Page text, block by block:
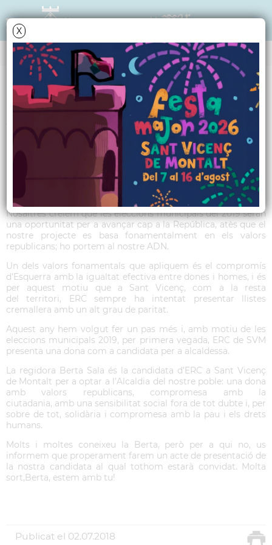
X
TRIBUNA POLÍTICA
Article ERC - Juliol
2018
Nosaltres creiem que les eleccions municipals del 2019 seran
una oportunitat per a avançar cap a la República, atès que el
nostre projecte es basa fonamentalment en els valors
republicans; ho portem al nostre ADN.
Un dels valors fonamentals que apliquem és el compromís
d’Esquerra amb la igualtat efectiva entre dones i homes, i és
per aquest motiu que a Sant Vicenç, com a la resta
del territori, ERC sempre ha intentat presentar llistes
cremallera amb un alt grau de paritat.
Aquest any hem volgut fer un pas més i, amb motiu de les
eleccions municipals 2019, per primera vegada, ERC de SVM
presenta una dona com a candidata per a alcaldessa.
La regidora Berta Sala és la candidata d’ERC a Sant Vicenç
de Montalt per a optar a l’Alcaldia del nostre poble: una dona
amb valors republicans, compromesa amb la
ciutadania, amb una sensibilitat social fora de tot dubte i, per
sobre de tot, solidària i compromesa amb la pau i els drets
humans.
Molts i moltes coneixeu la Berta, però per a qui no, us
informem que properament farem un acte de presentació de
la nostra candidata al qual tothom estarà convidat. Molta
sort,Berta, estem amb tu!
Publicat el 02.07.2018